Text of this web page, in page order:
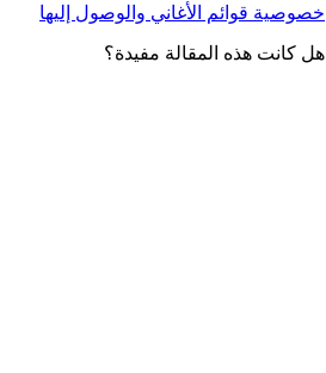
خصوصية قوائم الأغاني والوصول إليها
هل كانت هذه المقالة مفيدة؟